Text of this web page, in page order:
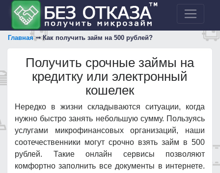
Главная Как получить займ на 500 рублей?
Получить срочные займы на
кредитку или электронный
кошелек
Нередко в жизни складываются ситуации, когда
нужно быстро занять небольшую сумму. Пользуясь
услугами микрофинансовых организаций, наши
соотечественники могут срочно взять займ в 500
рублей. Такие онлайн сервисы позволяют
комфортно заполнить все документы в интернете.